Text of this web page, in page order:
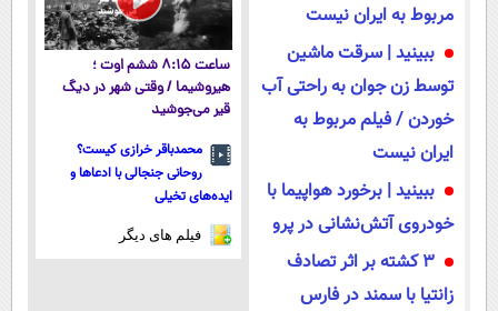
مربوط به ایران نیست
ببینید | سرقت ماشین
توسط زن جوان به راحتی آب
خوردن / فیلم مربوط به
ایران نیست
ببینید | برخورد هواپیما با
خودروی آتش‌نشانی در پرو
3 کشته بر اثر تصادف
زانتیا با سمند در فارس
ساعت ۸:۱۵ ششم اوت ؛
هیروشیما / وقتی شهر در دیگ
قیر می‌جوشید
محمدباقر خرازی کیست؟
روحانی جنجالی با ادعاها و
ایده‌های تخیلی
فیلم های دیگر